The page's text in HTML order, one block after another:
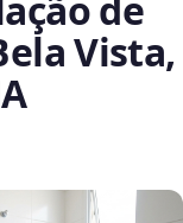
de
Vista,